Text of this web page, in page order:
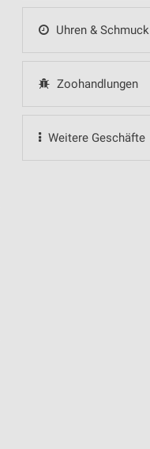
Uhren & Schmuck
Zoohandlungen
Weitere Geschäfte